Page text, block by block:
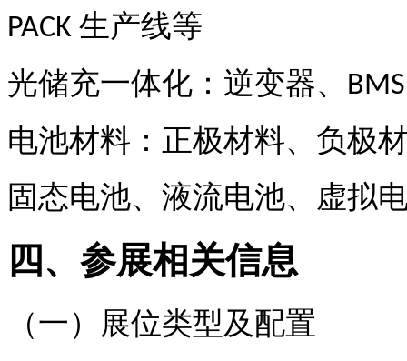
PACK 生产线等
光储充一体化：逆变器、 BMS
电池材料：正极材料、负极
固态电池、液流电池、虚拟
四、参展相关信息
（一）展位类型及配置